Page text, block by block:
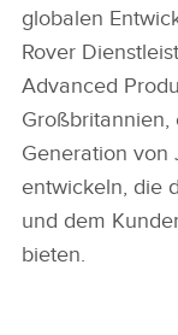
globalen
Rover
Advanced
Großbritannien,
Generation von
entwickeln, die
und dem
bieten.